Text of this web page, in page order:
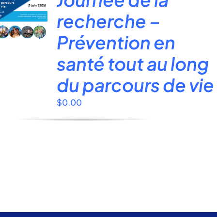
:
recherche –
Prévention en
santé tout au long
du parcours de vie
$0.00